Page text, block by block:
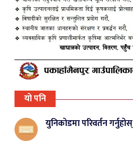
यो पनि
युनिकोडमा परिवर्तन गर्नुहोस्